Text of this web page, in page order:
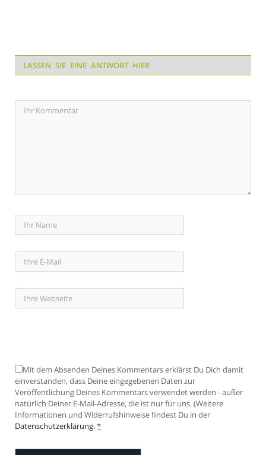
LASSEN SIE EINE ANTWORT HIER
Mit dem Absenden Deines Kommentars erklärst Du Dich damit
einverstanden, dass Deine eingegebenen Daten zur
Veröffentlichung Deines Kommentars verwendet werden - außer
natürlich Deiner E-Mail-Adresse, die ist nur für uns. (Weitere
Informationen und Widerrufshinweise findest Du in der
Datenschutzerklärung. *